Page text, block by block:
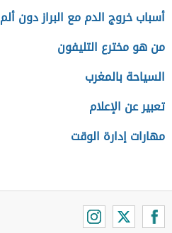
أسباب خروج الدم مع البراز دون ألم
من هو مخترع التليفون
السياحة بالمغرب
تعبير عن الإعلام
مهارات إدارة الوقت